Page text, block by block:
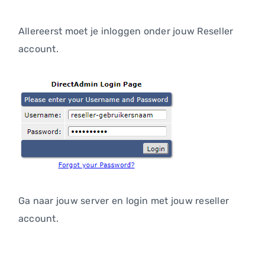
Allereerst moet je inloggen onder jouw Reseller
account.
Ga naar jouw server en login met jouw reseller
account.